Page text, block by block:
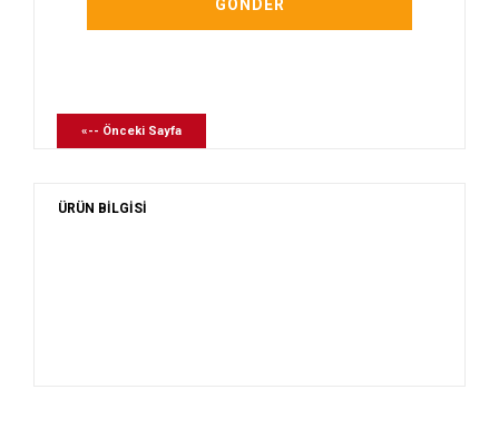
«-- Önceki Sayfa
ÜRÜN BİLGİSİ